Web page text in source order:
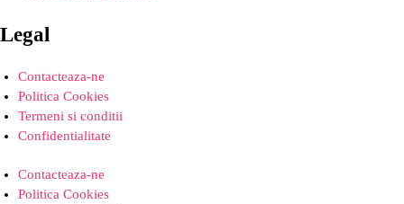
Legal
Contacteaza-ne
Politica Cookies
Termeni si conditii
Confidentialitate
Contacteaza-ne
Politica Cookies